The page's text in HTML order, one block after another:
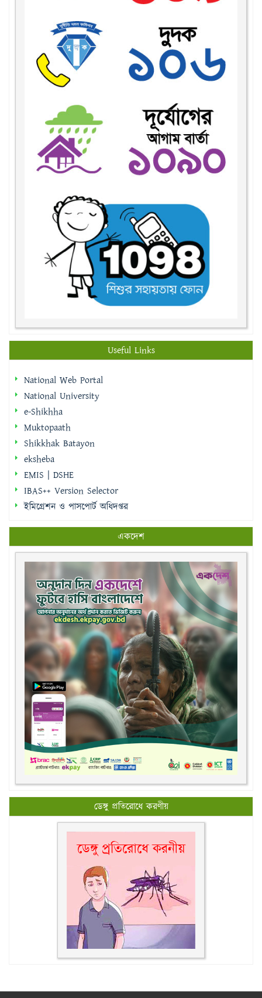
Useful Links
National Web Portal
National University
e-Shikhha
Muktopaath
Shikkhak Batayon
eksheba
EMIS | DSHE
IBAS++ Version Selector
ইমিগ্রেশন ও পাসপোর্ট অধিদপ্তর
একদেশ
ডেঙ্গু প্রতিরোধে করণীয়